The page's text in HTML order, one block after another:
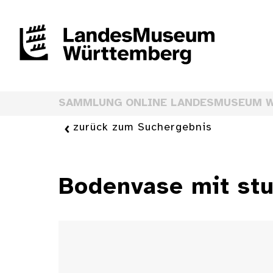
SAMMLUNG ONLINE LANDESMUSEUM
zurück zum Suchergebnis
Bodenvase mit